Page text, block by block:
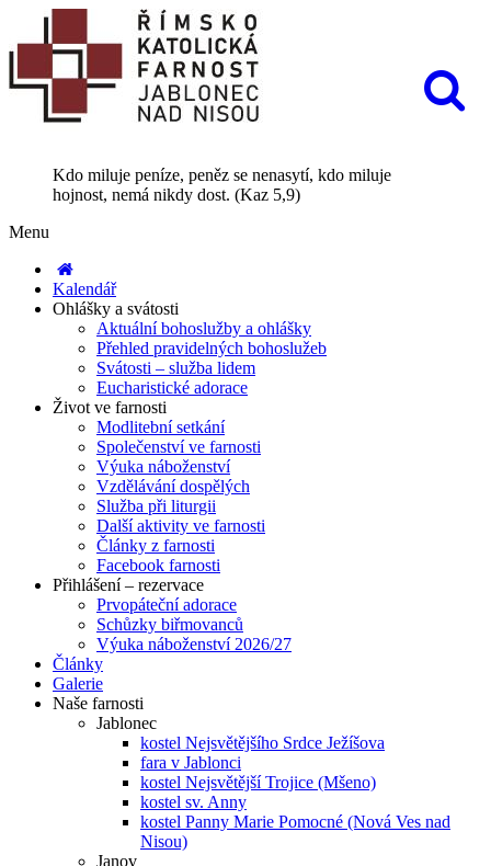
Kdo miluje peníze, peněz se nenasytí, kdo miluje
hojnost, nemá nikdy dost. (Kaz 5,9)
Menu
Kalendář
Ohlášky a svátosti
Aktuální bohoslužby a ohlášky
Přehled pravidelných bohoslužeb
Svátosti – služba lidem
Eucharistické adorace
Život ve farnosti
Modlitební setkání
Společenství ve farnosti
Výuka náboženství
Vzdělávání dospělých
Služba při liturgii
Další aktivity ve farnosti
Články z farnosti
Facebook farnosti
Přihlášení – rezervace
Prvopáteční adorace
Schůzky biřmovanců
Výuka náboženství 2026/27
Články
Galerie
Naše farnosti
Jablonec
kostel Nejsvětějšího Srdce Ježíšova
fara v Jablonci
kostel Nejsvětější Trojice (Mšeno)
kostel sv. Anny
kostel Panny Marie Pomocné (Nová Ves nad
Nisou)
Janov